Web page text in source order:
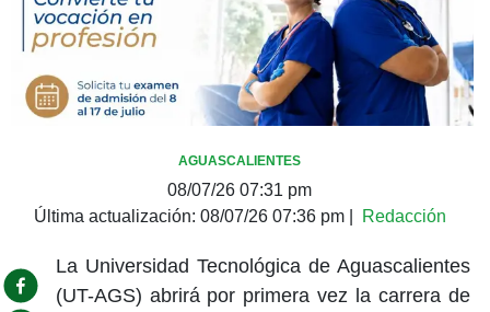
AGUASCALIENTES
08/07/26 07:31 pm
Última actualización: 08/07/26 07:36 pm| Redacción
La Universidad Tecnológica de Aguascalientes
(UT-AGS) abrirá por primera vez la carrera de